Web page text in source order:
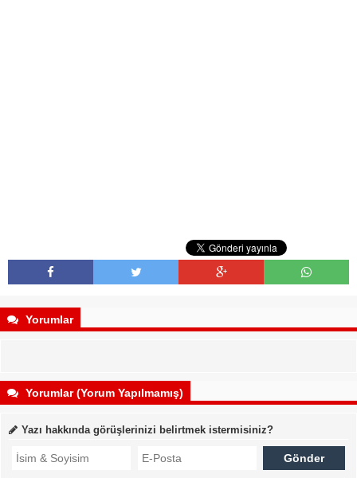
Yorumlar
Yorumlar (Yorum Yapılmamış)
Yazı hakkında görüşlerinizi belirtmek istermisiniz?